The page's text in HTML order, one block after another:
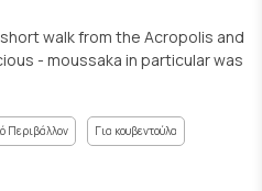
walk from the Acropolis and
- moussaka in particular was
Περιβάλλον Για κουβεντούλα